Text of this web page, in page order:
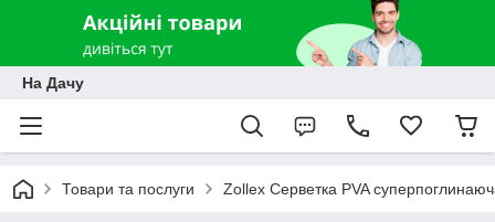
На Дачу
Товари та послуги Zollex Серветка PVA